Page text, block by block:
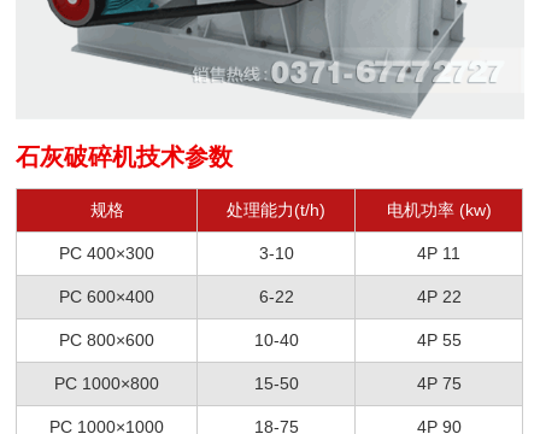
石灰破碎机技术参数
规格 处理能力(t/h) 电机功率 (kw)
PC 400×300 3-10 4P 11
PC 600×400 6-22 4P 22
PC 800×600 10-40 4P 55
PC 1000×800 15-50 4P 75
PC 1000×1000 18-75 4P 90